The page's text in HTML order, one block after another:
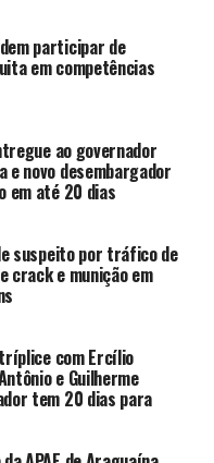
participar de
em competências
ao governador
e novo desembargador
em até 20 dias
suspeito por tráfico de
crack e munição em
com Ercílio
e Guilherme
tem 20 dias para